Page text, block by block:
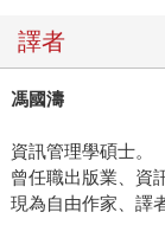
譯者
馮國濤
資訊管理學碩士。
曾任職出版業、資
現為自由作家、譯